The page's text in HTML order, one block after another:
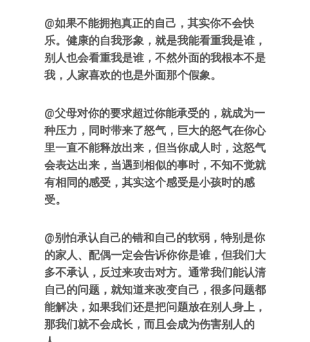
@如果不能拥抱真正的自己，其实你不会快
乐。健康的自我形象，就是我能看重我是谁，
别人也会看重我是谁，不然外面的我根本不是
我，人家喜欢的也是外面那个假象。
@父母对你的要求超过你能承受的，就成为一
种压力，同时带来了怒气，巨大的怒气在你心
里一直不能释放出来，但当你成人时，这怒气
会表达出来，当遇到相似的事时，不知不觉就
有相同的感受，其实这个感受是小孩时的感
受。
@别怕承认自己的错和自己的软弱，特别是你
的家人、配偶一定会告诉你你是谁，但我们大
多不承认，反过来攻击对方。通常我们能认清
自己的问题，就知道来改变自己，很多问题都
能解决，如果我们还是把问题放在别人身上，
那我们就不会成长，而且会成为伤害别人的